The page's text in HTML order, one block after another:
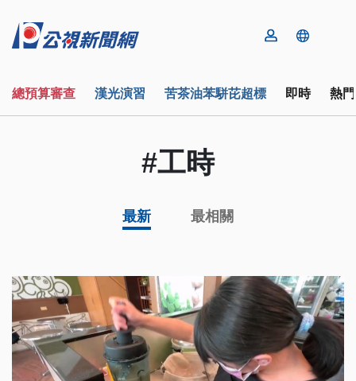
總預算審查 漢光演習 苦茶油苯駢芘超標 即時 熱
#工時
最新 最相關